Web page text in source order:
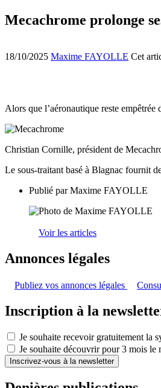
Mecachrome prolonge
18/10/2025 Maxime FAYOLLE Cet
Alors que l’aéronautique reste
Christian Cornille, président de
Le sous-traitant basé à Blagnac fournit
Publié parMaxime FAYOLLE
Voir les articles
Annonces légales
Publiez vos annonces légales
Inscription à la
Je souhaite recevoir gratuitement la
Je souhaite découvrir pour 3 mois le
Inscrivez-vous à la newsletter